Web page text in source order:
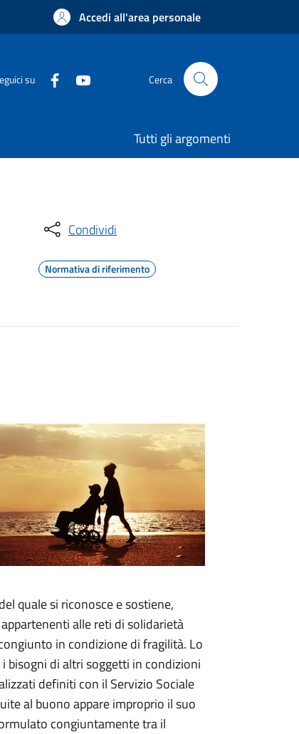
Accedi all'area personale
su Cerca
Tutti gli argomenti
Condividi
Normativa di riferimento
quale si riconosce e sostiene,
alle reti di solidarietà
in condizione di fragilità. Lo
bisogni di altri soggetti in condizioni
definiti con il Servizio Sociale
al buono appare improprio il suo
congiuntamente tra il